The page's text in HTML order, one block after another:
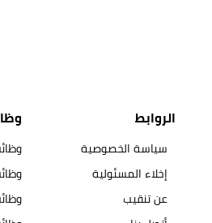
الروابط
سياسة الخصوصية
إخلاء المسئولية
عن تنقيب